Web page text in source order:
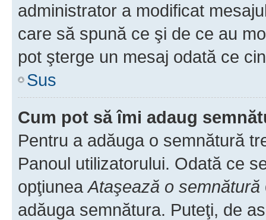
administrator a modificat
care să spună ce şi de ce au
pot şterge un mesaj odată ce
Sus
Cum pot să îmi adaug
Pentru a adăuga o semnătură
Panoul utilizatorului. Odată ce
opţiuneaAtaşează o semnătură
adăuga semnătura. Puteţi, de